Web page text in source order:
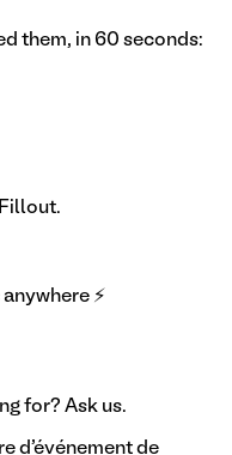
them, in 60 seconds:
⚡
for? Ask us.
d'événement de